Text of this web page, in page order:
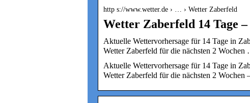
http s://www.wetter.de › … › Wetter Zaberfeld
Wetter Zaberfeld 14 Tage
Aktuelle Wettervorhersage für 14 Tage in
Wetter Zaberfeld für die nächsten 2 Wochen
Aktuelle Wettervorhersage für 14 Tage in
Wetter Zaberfeld für die nächsten 2 Wochen